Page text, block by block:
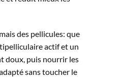
des pellicules: que
actif et un
doux, puis nourrir les
sans toucher le